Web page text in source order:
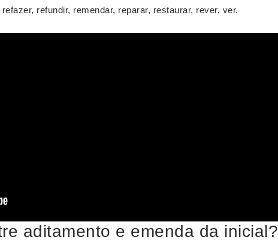
refundir, remendar, reparar, restaurar, rever, ver.
aditamento e emenda da inicial?